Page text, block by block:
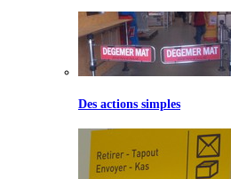
Des actions simples